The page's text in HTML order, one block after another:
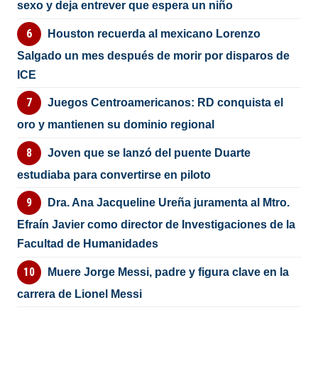
sexo y deja entrever que espera un niño
Houston recuerda al mexicano Lorenzo
Salgado un mes después de morir por disparos de
ICE
Juegos Centroamericanos: RD conquista el
oro y mantienen su dominio regional
Joven que se lanzó del puente Duarte
estudiaba para convertirse en piloto
Dra. Ana Jacqueline Ureña juramenta al Mtro.
Efraín Javier como director de Investigaciones de la
Facultad de Humanidades
Muere Jorge Messi, padre y figura clave en la
carrera de Lionel Messi